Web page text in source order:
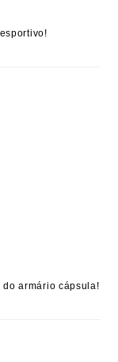
do armário cápsula!